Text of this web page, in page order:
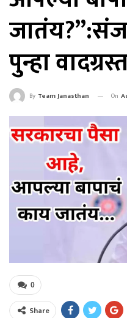
पुन्हा
By Team Janasthan On
0
Share